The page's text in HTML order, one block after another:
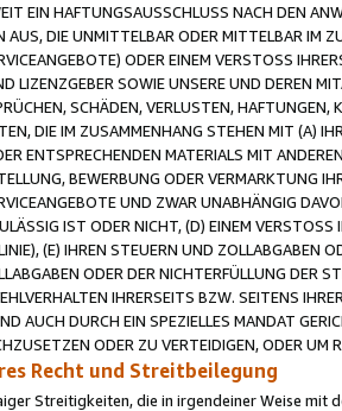
EIN HAFTUNGSAUSSCHLUSS NACH DEN
AUS, DIE UNMITTELBAR ODER MITTELBAR IM
ODER EINEM VERSTOSS
LIZENZGEBER SOWIE UNSERE UND DEREN
SCHÄDEN, VERLUSTEN, HAFTUNGEN,
DIE IM ZUSAMMENHANG STEHEN MIT (A)
ENTSPRECHENDEN MATERIALS MIT
BEWERBUNG ODER VERMARKTUNG
UND ZWAR UNABHÄNGIG
IST ODER NICHT, (D) EINEM VERSTOSS
(E) IHREN STEUERN UND ZOLLABGABEN
ODER DER NICHTERFÜLLUNG DER
IHRERSEITS BZW. SEITENS
AUCH DURCH EIN SPEZIELLES MANDAT
ODER ZU VERTEIDIGEN, ODER
Recht und Streitbeilegung
Streitigkeiten, die in irgendeiner Weise mit